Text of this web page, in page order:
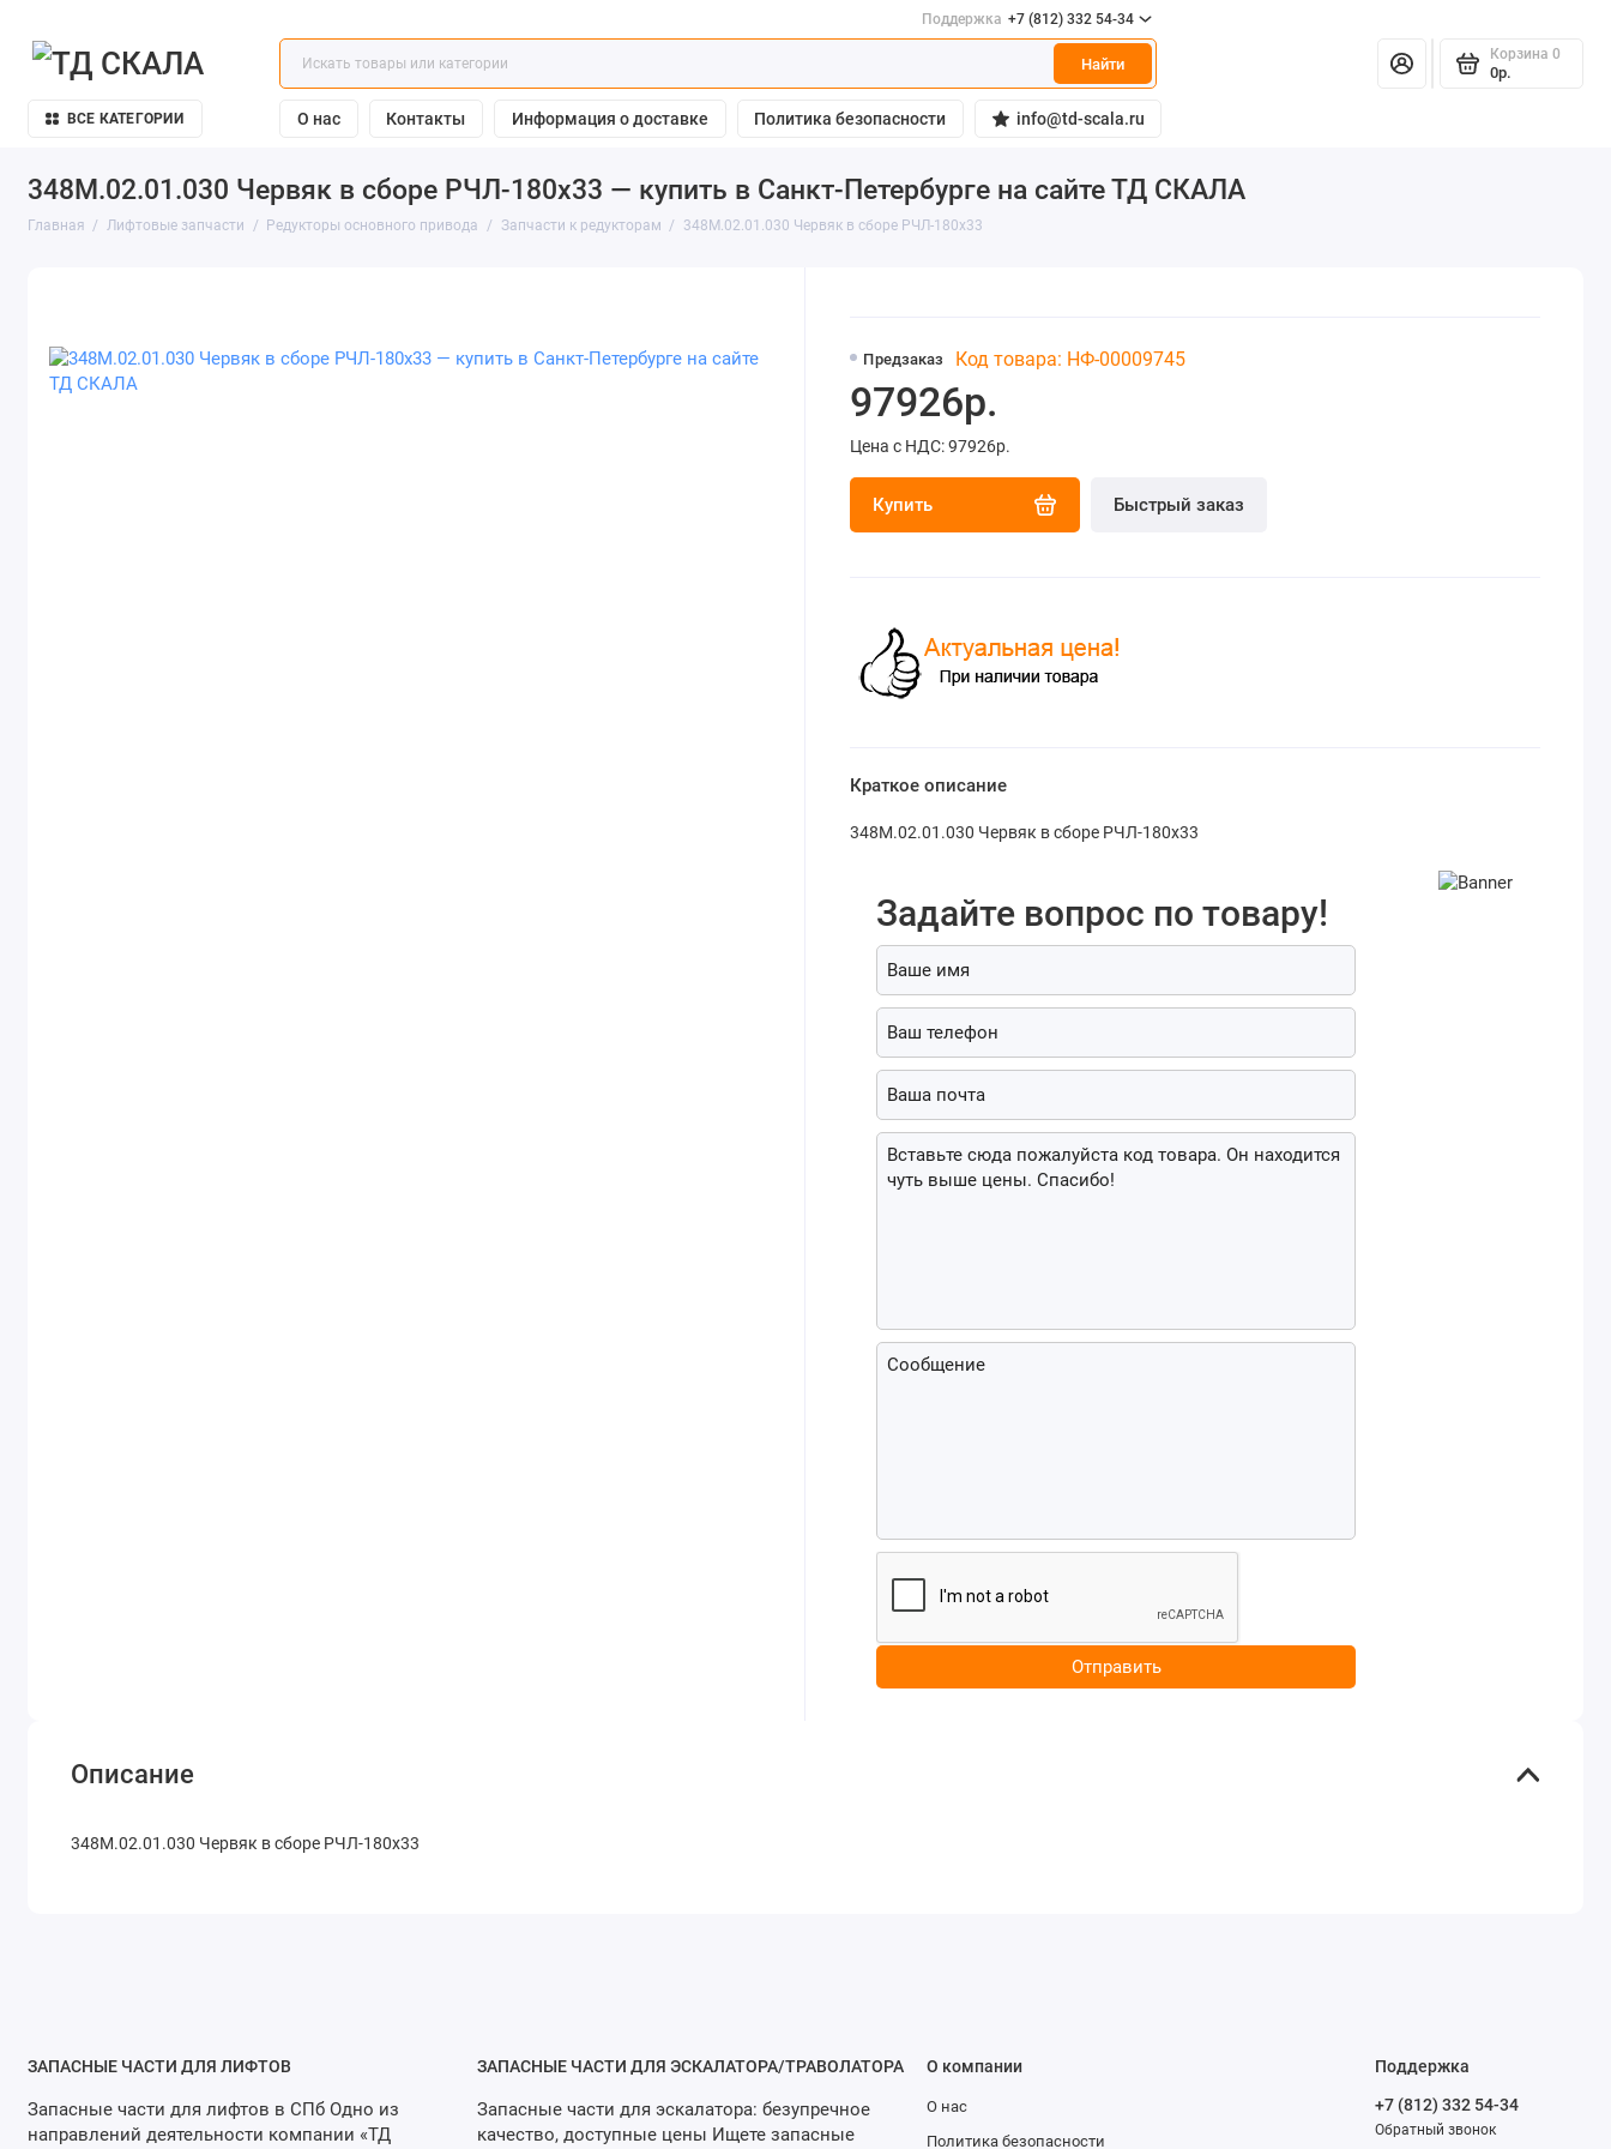
Поддержка +7 (812) 332 54-34
Найти
Корзина 0
0р.
ВСЕ КАТЕГОРИИ О нас Контакты Информация о доставке Политика безопасности info@td-scala.ru
348М.02.01.030 Червяк в сборе РЧЛ-180х33 — купить в Санкт-Петербурге на сайте ТД СКАЛА
Главная Лифтовые запчасти Редукторы основного привода Запчасти к редукторам 348М.02.01.030 Червяк в сборе РЧЛ-180х33
Предзаказ Код товара: НФ-00009745
97926р.
Цена с НДС: 97926р.
Купить Быстрый заказ
Краткое описание
348М.02.01.030 Червяк в сборе РЧЛ-180х33
Задайте вопрос по товару!
Отправить
Описание
348М.02.01.030 Червяк в сборе РЧЛ-180х33
ЗАПАСНЫЕ ЧАСТИ ДЛЯ ЛИФТОВ
Запасные части для лифтов в СПб Одно из
направлений деятельности компании «ТД
ЗАПАСНЫЕ ЧАСТИ ДЛЯ ЭСКАЛАТОРА/ТРАВОЛАТОРА
Запасные части для эскалатора: безупречное
качество, доступные цены Ищете запасные
О компании
О нас
Политика безопасности
Поддержка
+7 (812) 332 54-34
Обратный звонок